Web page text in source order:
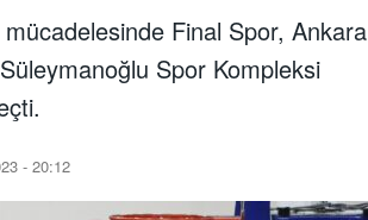
Final Spor, Ankara
Spor Kompleksi
- 20:12